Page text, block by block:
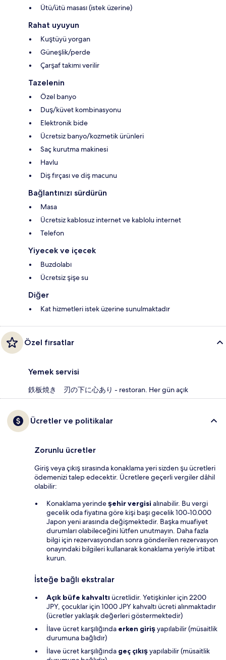
Ütü/ütü masası (istek üzerine)
Rahat uyuyun
Kuştüyü yorgan
Güneşlik/perde
Çarşaf takımı verilir
Tazelenin
Özel banyo
Duş/küvet kombinasyonu
Elektronik bide
Ücretsiz banyo/kozmetik ürünleri
Saç kurutma makinesi
Havlu
Diş fırçası ve diş macunu
Bağlantınızı sürdürün
Masa
Ücretsiz kablosuz internet ve kablolu internet
Telefon
Yiyecek ve içecek
Buzdolabı
Ücretsiz şişe su
Diğer
Kat hizmetleri istek üzerine sunulmaktadır
Özel fırsatlar
Yemek servisi
鉄板焼き 刃の下に心あり - restoran. Her gün açık
Ücretler ve politikalar
Zorunlu ücretler
Giriş veya çıkış sırasında konaklama yeri sizden şu ücretleri
ödemenizi talep edecektir. Ücretlere geçerli vergiler dâhil
olabilir:
Konaklama yerindeşehir vergisi alınabilir. Bu vergi
gecelik oda fiyatına göre kişi başı gecelik 100-10.000
Japon yeni arasında değişmektedir. Başka muafiyet
durumları olabileceğini lütfen unutmayın. Daha fazla
bilgi için rezervasyondan sonra gönderilen rezervasyon
onayındaki bilgileri kullanarak konaklama yeriyle irtibat
kurun.
İsteğe bağlı ekstralar
Açık büfe kahvaltı ücretlidir. Yetişkinler için 2200
JPY, çocuklar için 1000 JPY kahvaltı ücreti alınmaktadır
(ücretler yaklaşık değerleri göstermektedir)
İlave ücret karşılığında erken girişyapılabilir (müsaitlik
durumuna bağlıdır)
İlave ücret karşılığında geç çıkışyapılabilir (müsaitlik